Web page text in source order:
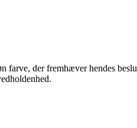
der fremhæver hendes